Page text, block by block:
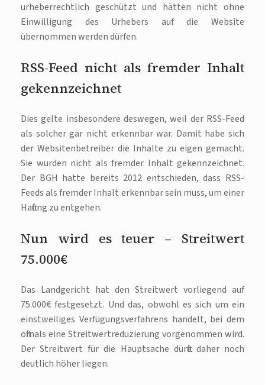
urheberrechtlich geschützt und hätten nicht ohne
Einwilligung des Urhebers auf die Website
übernommen werden dürfen.
RSS-Feed nicht als fremder Inhalt
gekennzeichnet
Dies gelte insbesondere deswegen, weil der RSS-Feed
als solcher gar nicht erkennbar war. Damit habe sich
der Websitenbetreiber die Inhalte zu eigen gemacht.
Sie wurden nicht als fremder Inhalt gekennzeichnet.
Der BGH hatte bereits 2012 entschieden, dass RSS-
Feeds als fremder Inhalt erkennbar sein muss, um einer
Haftung zu entgehen.
Nun wird es teuer – Streitwert
75.000€
Das Landgericht hat den Streitwert vorliegend auf
75.000€ festgesetzt. Und das, obwohl es sich um ein
einstweiliges Verfügungsverfahrens handelt, bei dem
oftmals eine Streitwertreduzierung vorgenommen wird.
Der Streitwert für die Hauptsache dürfte daher noch
deutlich höher liegen.